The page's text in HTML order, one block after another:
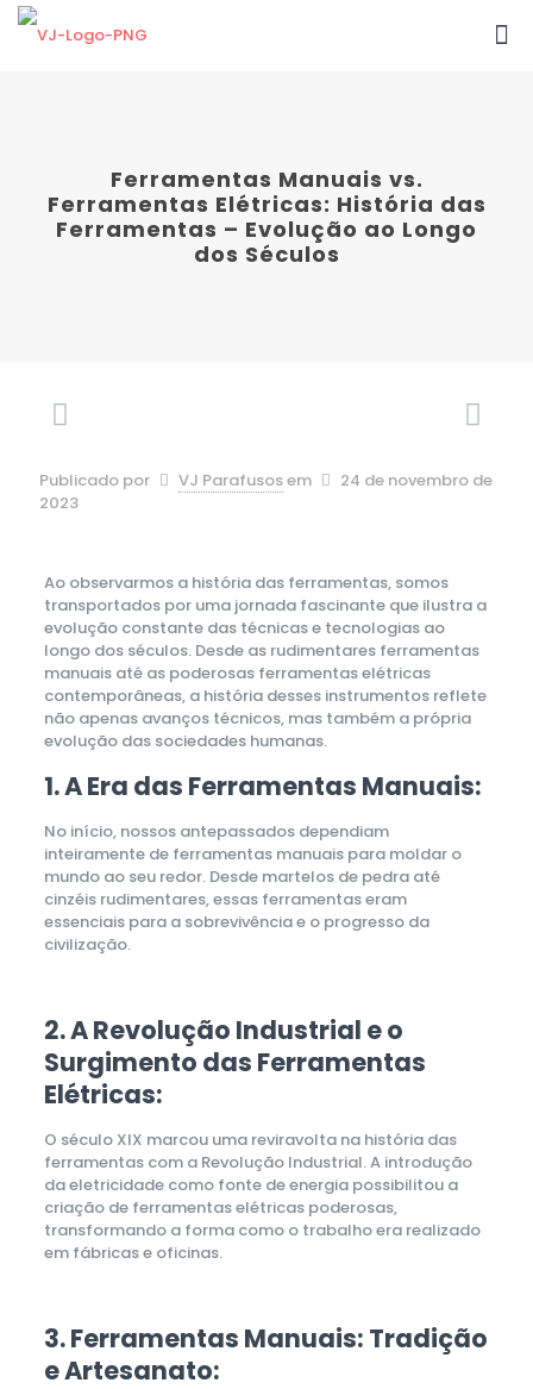
Ferramentas Manuais vs.
Ferramentas Elétricas: História das
Ferramentas – Evolução ao Longo
dos Séculos
Publicado por VJ Parafusosem
24 de novembro de
2023
Ao observarmos a história das ferramentas, somos
transportados por uma jornada fascinante que ilustra a
evolução constante das técnicas e tecnologias ao
longo dos séculos. Desde as rudimentares ferramentas
manuais até as poderosas ferramentas elétricas
contemporâneas, a história desses instrumentos reflete
não apenas avanços técnicos, mas também a própria
evolução das sociedades humanas.
1. A Era das Ferramentas Manuais:
No início, nossos antepassados dependiam
inteiramente de ferramentas manuais para moldar o
mundo ao seu redor. Desde martelos de pedra até
cinzéis rudimentares, essas ferramentas eram
essenciais para a sobrevivência e o progresso da
civilização.
2. A Revolução Industrial e o
Surgimento das Ferramentas
Elétricas:
O século XIX marcou uma reviravolta na história das
ferramentas com a Revolução Industrial. A introdução
da eletricidade como fonte de energia possibilitou a
criação de ferramentas elétricas poderosas,
transformando a forma como o trabalho era realizado
em fábricas e oficinas.
3. Ferramentas Manuais: Tradição
e Artesanato: